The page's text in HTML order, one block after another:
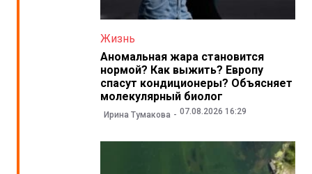
Жизнь
Аномальная жара становится
нормой? Как выжить? Европу
спасут кондиционеры? Объясняет
молекулярный биолог
Ирина Тумакова 07.08.2026 16:29